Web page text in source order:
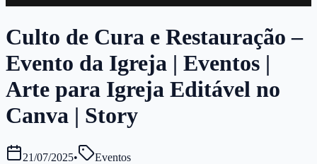
Culto de Cura e Restauração –
Evento da Igreja | Eventos |
Arte para Igreja Editável no
Canva | Story
21/07/2025• Eventos